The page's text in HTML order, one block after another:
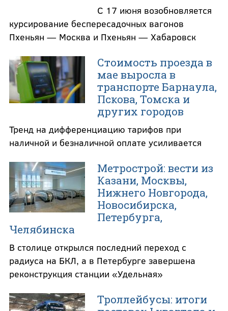
С 17 июня возобновляется
курсирование беспересадочных вагонов
Пхеньян — Москва и Пхеньян — Хабаровск
Стоимость проезда в
мае выросла в
транспорте Барнаула,
Пскова, Томска и
других городов
Тренд на дифференциацию тарифов при
наличной и безналичной оплате усиливается
Метрострой: вести из
Казани, Москвы,
Нижнего Новгорода,
Новосибирска,
Петербурга,
Челябинска
В столице открылся последний переход с
радиуса на БКЛ, а в Петербурге завершена
реконструкция станции «Удельная»
Троллейбусы: итоги